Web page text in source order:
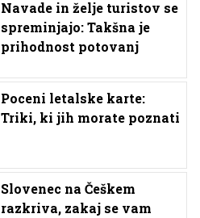
Navade in želje turistov se
spreminjajo: Takšna je
prihodnost potovanj
Poceni letalske karte:
Triki, ki jih morate poznati
Slovenec na Češkem
razkriva, zakaj se vam